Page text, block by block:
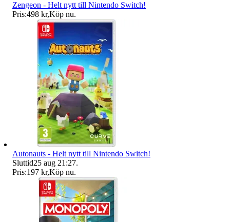
Zengeon - Helt nytt till Nintendo Switch!
Pris:498 kr,Köp nu.
Autonauts - Helt nytt till Nintendo Switch!
Sluttid25 aug 21:27.
Pris:197 kr,Köp nu.